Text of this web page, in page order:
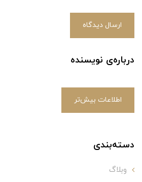
ارسال دیدگاه
درباره‌ی نویسنده
اطلاعات بیش‌تر
دسته‌بندی
وبلاگ